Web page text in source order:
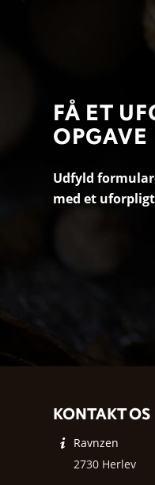
FÅ ET
OPGAVE
Udfyld
med et
KONTAKT OS
Ravnzen
2730 Herlev